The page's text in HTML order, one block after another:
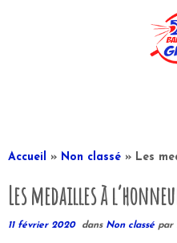
auAccueil » Non classé » Les
Les medailles à
11 février 2020dans Non classé par